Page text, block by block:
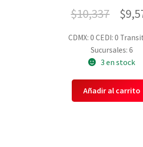
$10,337 $
CDMX: 0 CEDI: 0
Sucursales: 6
3 en stock
Añadir al carrito